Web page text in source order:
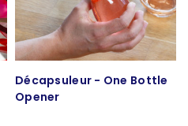
Décapsuleur - One Bottle
Opener